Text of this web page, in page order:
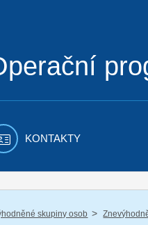
KONTAKTY
skupiny osob /